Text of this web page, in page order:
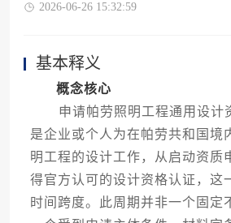
2026-06-26 15:32:59
基本释义
概念核心
申请帕劳照明工程通用设计
是企业或个人为在帕劳共和国境
明工程的设计工作，从启动资质
得官方认可的设计资格认证，这
时间跨度。此周期并非一个固定